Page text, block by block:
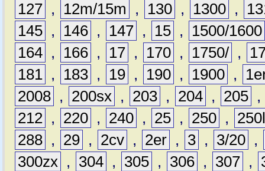
127 , 12m/15m , 130 , 1300 ,
145 , 146 , 147 , 15 ,
1500/1600
164 , 166 , 17 , 170 , 1750/ ,
181 , 183 , 19 , 190 , 1900 ,
2008 , 200sx , 203 , 204 , 205 ,
212 , 220 , 240 , 25 , 250 ,
288 , 29 , 2cv , 2er , 3 , 3/20 ,
300zx , 304 , 305 , 306 , 307 ,